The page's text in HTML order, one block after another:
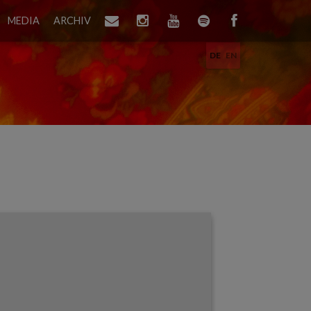
DE EN
MEDIA ARCHIV